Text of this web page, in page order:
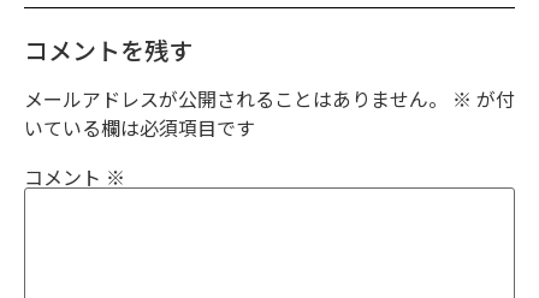
コメントを残す
メールアドレスが公開されることはありません。 ※ が付
いている欄は必須項目です
コメント ※